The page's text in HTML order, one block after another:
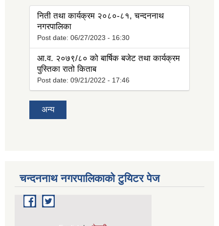
निती तथा कार्यक्रम २०८०-८१, चन्दननाथ
नगरपालिका
Post date: 06/27/2023 - 16:30
आ.व. २०७९/८० को बार्षिक बजेट तथा कार्यक्रम
पुस्तिका रातो किताब
Post date: 09/21/2022 - 17:46
अन्य
चन्दननाथ नगरपालिकाको टुयिटर पेज